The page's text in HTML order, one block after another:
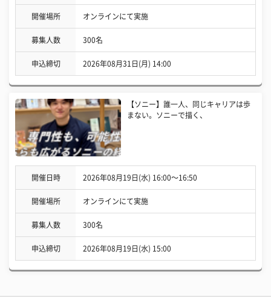
開催場所 オンラインにて実施
募集人数 300名
申込締切 2026年08月31日(月) 14:00
【ソニー】誰一人、同じキャリアは歩
まない。ソニーで描く、
開催日時 2026年08月19日(水) 16:00〜16:50
開催場所 オンラインにて実施
募集人数 300名
申込締切 2026年08月19日(水) 15:00